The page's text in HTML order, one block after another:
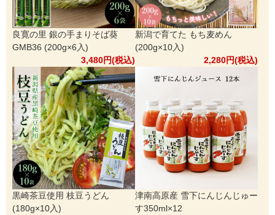
良寛の里 銀の手まりそば葵
GMB36 (200g×6入)
3,480円(税込)
新潟で育てた もち麦めん
(200g×10入)
2,280円(税込)
黒崎茶豆使用 枝豆うどん
(180g×10入)
津南高原産 雪下にんじんじゅー
す350ml×12